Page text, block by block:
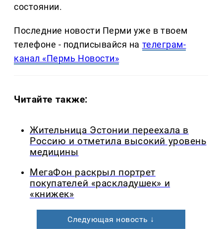
состоянии.
Последние новости Перми уже в твоем
телефоне - подписывайся на телеграм-
канал «Пермь Новости»
Читайте также:
Жительница Эстонии переехала в
Россию и отметила высокий уровень
медицины
МегаФон раскрыл портрет
покупателей «раскладушек» и
«книжек»
Следующая новость ↓